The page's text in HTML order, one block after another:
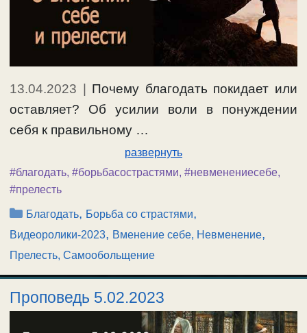
13.04.2023
Почему благодать покидает или
оставляет? Об усилии воли в понуждении
себя к правильному …
развернуть
#благодать, #борьбасострастями, #невменениесебе,
#прелесть
Рубрики
Благодать, Борьба со страстями,
Видеоролики-2023, Вменение себе, Невменение,
Прелесть, Самообольщение
Проповедь 5.02.2023